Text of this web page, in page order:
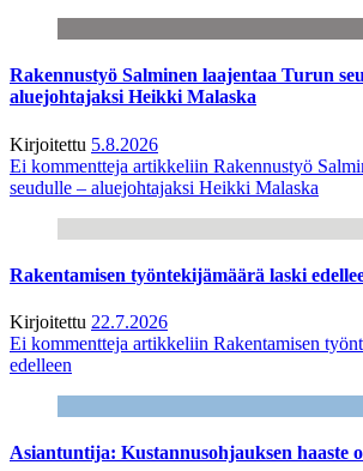
Rakennustyö Salminen laajentaa Turun
aluejohtajaksi Heikki Malaska
Kirjoitettu 5.8.2026
Ei kommentteja artikkeliin Rakennustyö
seudulle – aluejohtajaksi Heikki Malaska
Rakentamisen työntekijämäärä laski
Kirjoitettu 22.7.2026
Ei kommentteja artikkeliin Rakentamisen
edelleen
Asiantuntija: Kustannusohjauksen haaste